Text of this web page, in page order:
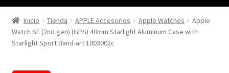
HOME
TIENDA
Inicio Tienda APPLE Accesorios Apple Watches
Apple
Watch SE (2nd gen) (GPS) 40mm Starlight Aluminum Case with
Starlight Sport Band-art 1003002c